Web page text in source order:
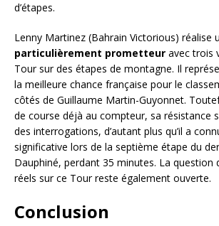
d’étapes.
Lenny Martinez (Bahrain Victorious) réalise
particulièrement prometteur avec trois
Tour sur des étapes de montagne. Il
la meilleure chance française pour le
côtés de Guillaume Martin-Guyonnet.
de course déjà au compteur, sa résistance
des interrogations, d’autant plus qu’il a
significative lors de la septième étape du
Dauphiné, perdant 35 minutes. La question
réels sur ce Tour reste également ouverte.
Conclusion